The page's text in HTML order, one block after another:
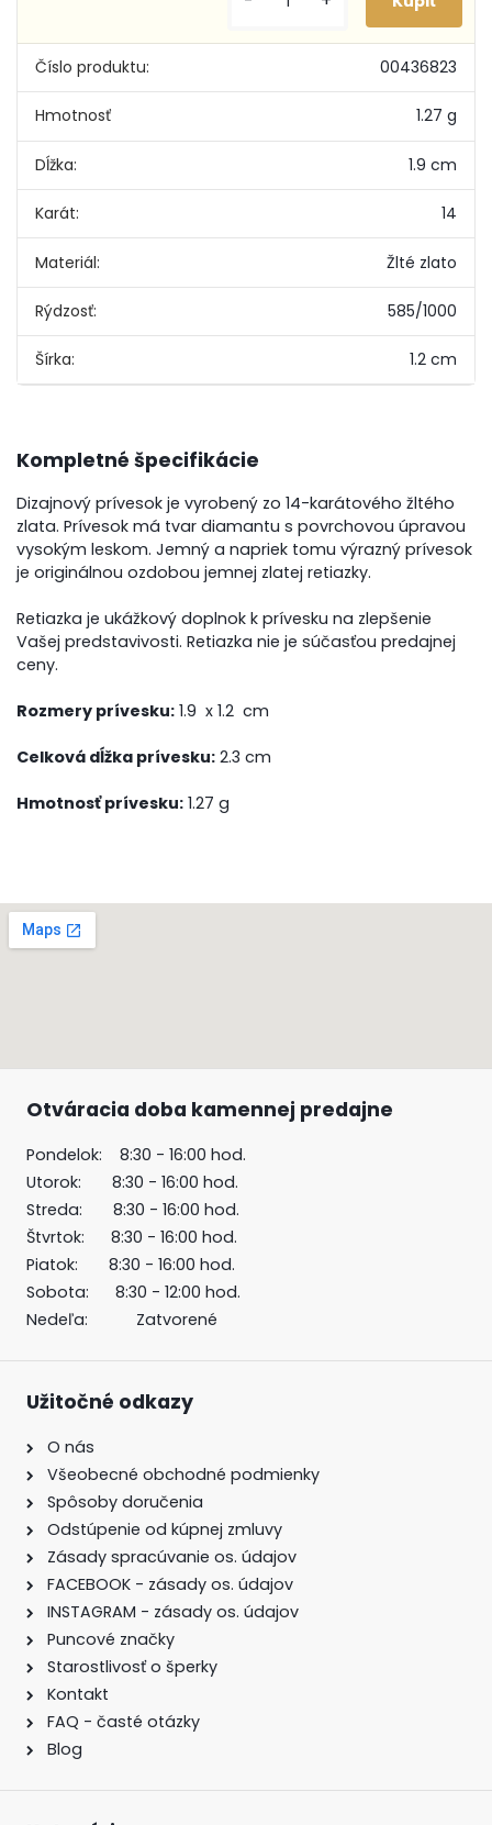
Číslo produktu: 00436823
Hmotnosť 1.27 g
Dĺžka: 1.9 cm
Karát: 14
Materiál: Žlté zlato
Rýdzosť: 585/1000
Šírka: 1.2 cm
Kompletné špecifikácie
Dizajnový prívesok je vyrobený zo 14-karátového žltého
zlata. Prívesok má tvar diamantu s povrchovou úpravou
vysokým leskom. Jemný a napriek tomu výrazný prívesok
je originálnou ozdobou jemnej zlatej retiazky.
Retiazka je ukážkový doplnok k prívesku na zlepšenie
Vašej predstavivosti. Retiazka nie je súčasťou predajnej
ceny.
Rozmery prívesku: 1.9 x 1.2 cm
Celková dĺžka prívesku: 2.3 cm
Hmotnosť prívesku: 1.27 g
Otváracia doba kamennej predajne
Pondelok: 8:30 - 16:00 hod.
Utorok: 8:30 - 16:00 hod.
Streda: 8:30 - 16:00 hod.
Štvrtok: 8:30 - 16:00 hod.
Piatok: 8:30 - 16:00 hod.
Sobota: 8:30 - 12:00 hod.
Nedeľa: Zatvorené
Užitočné odkazy
O nás
Všeobecné obchodné podmienky
Spôsoby doručenia
Odstúpenie od kúpnej zmluvy
Zásady spracúvanie os. údajov
FACEBOOK - zásady os. údajov
INSTAGRAM - zásady os. údajov
Puncové značky
Starostlivosť o šperky
Kontakt
FAQ - časté otázky
Blog